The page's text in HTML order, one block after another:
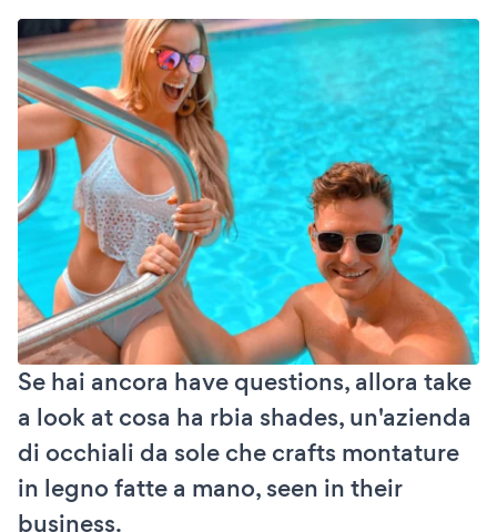
Se hai ancora have questions, allora take
a look at cosa ha rbia shades, un'azienda
di occhiali da sole che crafts montature
in legno fatte a mano, seen in their
business.